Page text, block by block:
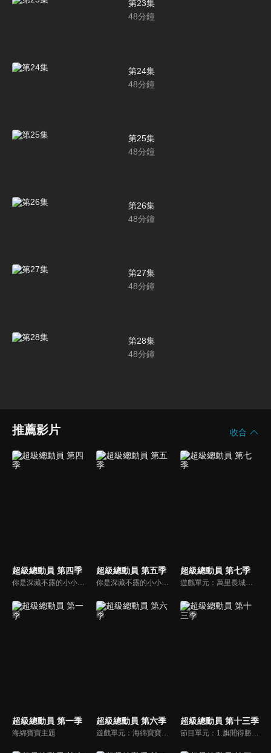
第23集
48分鐘
第24集
48分鐘
第25集
48分鐘
第26集
48分鐘
第27集
48分鐘
第28集
48分鐘
推薦影片 收合
超級總動員 第四季
你是深藏不露的小小才藝達人嗎？還是厲害的超級遊戲王，節目中哥哥姐姐要帶著小朋友們闖關拿獎金，快快一起來挑戰吧!!
超級總動員 第五季
你是深藏不露的小小才藝達人嗎？還是厲害的超級遊戲王，節目中哥哥姐姐要帶著小朋友們闖關拿獎金，快快一起來挑戰吧!!
超級總動員 第七季
遊戲單元：萬里長城、天才小釣手、螺帽疊羅漢、眼明手筷、彈指神功、打擊出去。節目中哥哥姐姐要帶著小朋友們闖關拿獎金，快快一起來挑戰吧!!
超級總動員 第一季
海綿寶寶主題
超級總動員 第六季
遊戲單元：海綿寶寶特別企劃－超級海綿拳、超級密碼、超級黃金眼、超級海綿手、超級劇場、拼圖爭霸。節目中哥哥姐姐要帶著小朋友們闖關拿獎金，快快一起來挑戰吧!!
超級總動員 第十三季
節目單元：1.旗開得勝2.0。2.九九乘法表。3.偶像健康操。4. 超級工夫拳。5.合作無間。你是深藏不露的小小才藝達人嗎？還是厲害的超級遊戲王，節目中哥哥姐姐要帶著小朋友們闖關拿獎金，快快一起來挑戰吧!!